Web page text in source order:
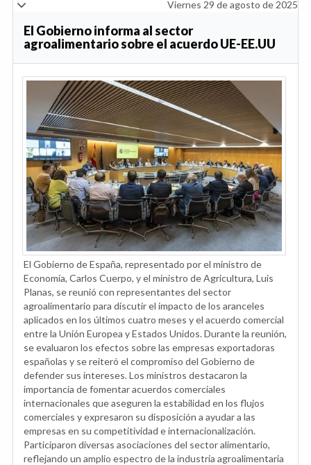
Viernes 29 de agosto de 2025
El Gobierno informa al sector
agroalimentario sobre el acuerdo UE-EE.UU
El Gobierno de España, representado por el ministro de
Economía, Carlos Cuerpo, y el ministro de Agricultura, Luis
Planas, se reunió con representantes del sector
agroalimentario para discutir el impacto de los aranceles
aplicados en los últimos cuatro meses y el acuerdo comercial
entre la Unión Europea y Estados Unidos. Durante la reunión,
se evaluaron los efectos sobre las empresas exportadoras
españolas y se reiteró el compromiso del Gobierno de
defender sus intereses. Los ministros destacaron la
importancia de fomentar acuerdos comerciales
internacionales que aseguren la estabilidad en los flujos
comerciales y expresaron su disposición a ayudar a las
empresas en su competitividad e internacionalización.
Participaron diversas asociaciones del sector alimentario,
reflejando un amplio espectro de la industria agroalimentaria